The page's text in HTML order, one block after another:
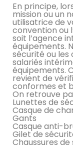
En principe,
mission ou un
utilisatrice de
convention ou
soit l’agence
équipements.
sécurité ou les
salariés
équipements.
revient de
conformes et
On retrouve
Lunettes de
Casque de
Gants
Casque anti-
Gilet de
Chaussures